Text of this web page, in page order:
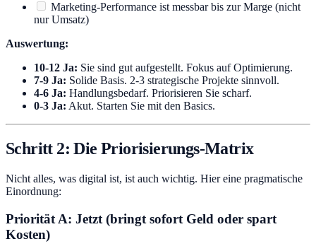
Marketing-Performance ist messbar bis zur Marge (nicht
nur Umsatz)
Auswertung:
10-12 Ja: Sie sind gut aufgestellt. Fokus auf Optimierung.
7-9 Ja: Solide Basis. 2-3 strategische Projekte sinnvoll.
4-6 Ja: Handlungsbedarf. Priorisieren Sie scharf.
0-3 Ja: Akut. Starten Sie mit den Basics.
Schritt 2: Die Priorisierungs-Matrix
Nicht alles, was digital ist, ist auch wichtig. Hier eine pragmatische
Einordnung:
Priorität A: Jetzt (bringt sofort Geld oder spart
Kosten)